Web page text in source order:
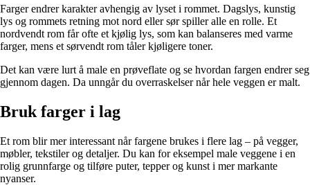
Farger endrer karakter avhengig av lyset i rommet. Dagslys, kunstig
lys og rommets retning mot nord eller sør spiller alle en rolle. Et
nordvendt rom får ofte et kjølig lys, som kan balanseres med varme
farger, mens et sørvendt rom tåler kjøligere toner.
Det kan være lurt å male en prøveflate og se hvordan fargen endrer seg
gjennom dagen. Da unngår du overraskelser når hele veggen er malt.
Bruk farger i lag
Et rom blir mer interessant når fargene brukes i flere lag – på vegger,
møbler, tekstiler og detaljer. Du kan for eksempel male veggene i en
rolig grunnfarge og tilføre puter, tepper og kunst i mer markante
nyanser.